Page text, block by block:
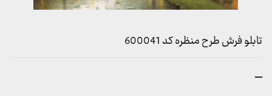
تابلو فرش طرح منظره کد 600041
–محدوده